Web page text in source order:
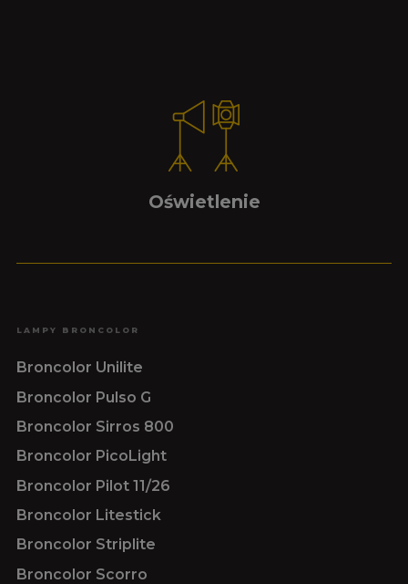
Oświetlenie
LAMPY BRONCOLOR
Broncolor Unilite
Broncolor Pulso G
Broncolor Sirros 800
Broncolor PicoLight
Broncolor Pilot 11/26
Broncolor Litestick
Broncolor Striplite
Broncolor Scorro